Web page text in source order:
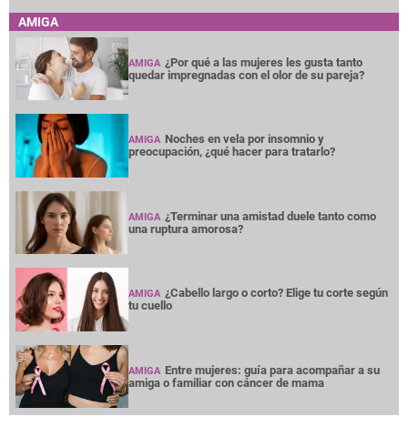
AMIGA
AMIGA ¿Por qué a las mujeres les gusta tanto
quedar impregnadas con el olor de su pareja?
AMIGA Noches en vela por insomnio y
preocupación, ¿qué hacer para tratarlo?
AMIGA ¿Terminar una amistad duele tanto como
una ruptura amorosa?
AMIGA ¿Cabello largo o corto? Elige tu corte según
tu cuello
AMIGA Entre mujeres: guía para acompañar a su
amiga o familiar con cáncer de mama